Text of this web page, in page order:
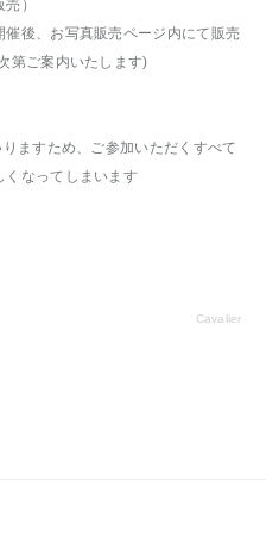
）
催後、お写真販売ページ内にて販売
第ご案内いたします)
ますため、ご参加いただくすべて
くなってしまいます
Cavalier